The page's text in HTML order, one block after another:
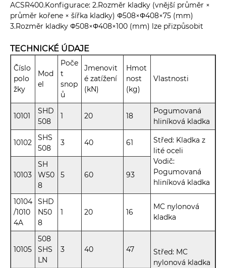
ACSR400.Konfigurace: 2.Rozměr kladky (vnější průměr ×
průměr kořene × šířka kladky) Φ508×Φ408×75 (mm)
3.Rozměr kladky Φ508×Φ408×100 (mm) lze přizpůsobit
TECHNICKÉ ÚDAJE
Číslo
polo
žky
Mod
el
Poče
t
snop
ů
Jmenovit
é zatížení
(kN)
Hmot
nost
(kg)
Vlastnosti
10101
SHD
508
1 20 18
Pogumovaná
hliníková kladka
10102
SHS
508
3 40 61
Střed: Kladka z
lité oceli
Vodič:
Pogumovaná
hliníková kladka
10103
SH
W50
8
5 60 93
10104
/1010
4A
SHD
N50
8
1 20 16
MC nylonová
kladka
10105
508
SHS
LN
3 40 47
Střed: MC
nylonová kladka